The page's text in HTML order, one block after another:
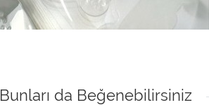
Bunları da Beğenebilirsiniz